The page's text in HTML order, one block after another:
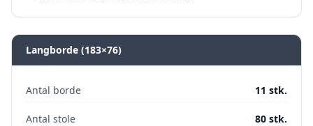
Langborde (183×76)
Antal borde 11 stk.
Antal stole 80 stk.